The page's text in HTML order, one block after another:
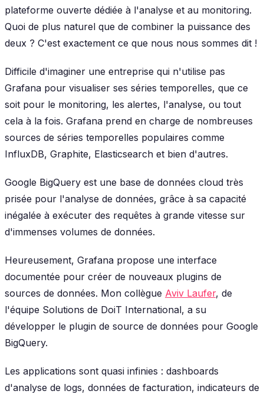
plateforme ouverte dédiée à l'analyse et au monitoring.
Quoi de plus naturel que de combiner la puissance des
deux ? C'est exactement ce que nous nous sommes dit !
Difficile d'imaginer une entreprise qui n'utilise pas
Grafana pour visualiser ses séries temporelles, que ce
soit pour le monitoring, les alertes, l'analyse, ou tout
cela à la fois. Grafana prend en charge de nombreuses
sources de séries temporelles populaires comme
InfluxDB, Graphite, Elasticsearch et bien d'autres.
Google BigQuery est une base de données cloud très
prisée pour l'analyse de données, grâce à sa capacité
inégalée à exécuter des requêtes à grande vitesse sur
d'immenses volumes de données.
Heureusement, Grafana propose une interface
documentée pour créer de nouveaux plugins de
sources de données. Mon collègue Aviv Laufer, de
l'équipe Solutions de DoiT International, a su
développer le plugin de source de données pour Google
BigQuery.
Les applications sont quasi infinies : dashboards
d'analyse de logs, données de facturation, indicateurs de